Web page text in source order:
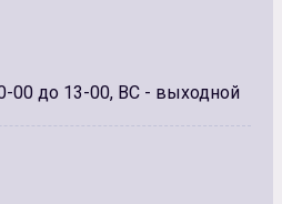
00 до 13-00, ВС - выходной